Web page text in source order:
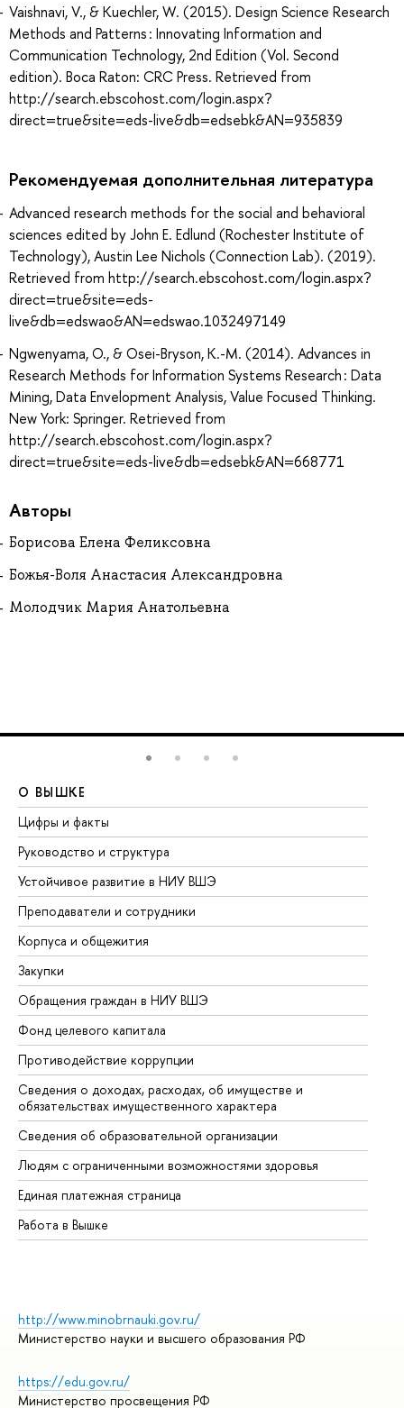
Vaishnavi, V., & Kuechler, W. (2015). Design Science Research
Methods and Patterns : Innovating Information and
Communication Technology, 2nd Edition (Vol. Second
edition). Boca Raton: CRC Press. Retrieved from
http://search.ebscohost.com/login.aspx?
direct=true&site=eds-live&db=edsebk&AN=935839
Рекомендуемая дополнительная литература
Advanced research methods for the social and behavioral
sciences edited by John E. Edlund (Rochester Institute of
Technology), Austin Lee Nichols (Connection Lab). (2019).
Retrieved from http://search.ebscohost.com/login.aspx?
direct=true&site=eds-
live&db=edswao&AN=edswao.1032497149
Ngwenyama, O., & Osei-Bryson, K.-M. (2014). Advances in
Research Methods for Information Systems Research : Data
Mining, Data Envelopment Analysis, Value Focused Thinking.
New York: Springer. Retrieved from
http://search.ebscohost.com/login.aspx?
direct=true&site=eds-live&db=edsebk&AN=668771
Авторы
Борисова Елена Феликсовна
Божья-Воля Анастасия Александровна
Молодчик Мария Анатольевна
О ВЫШКЕ
Цифры и факты
Руководство и структура
Устойчивое развитие в НИУ ВШЭ
Преподаватели и сотрудники
Корпуса и общежития
Закупки
Обращения граждан в НИУ ВШЭ
Фонд целевого капитала
Противодействие коррупции
Сведения о доходах, расходах, об имуществе и
обязательствах имущественного характера
Сведения об образовательной организации
Людям с ограниченными возможностями здоровья
Единая платежная страница
Работа в Вышке
http://www.minobrnauki.gov.ru/
Министерство науки и высшего образования РФ
https://edu.gov.ru/
Министерство просвещения РФ